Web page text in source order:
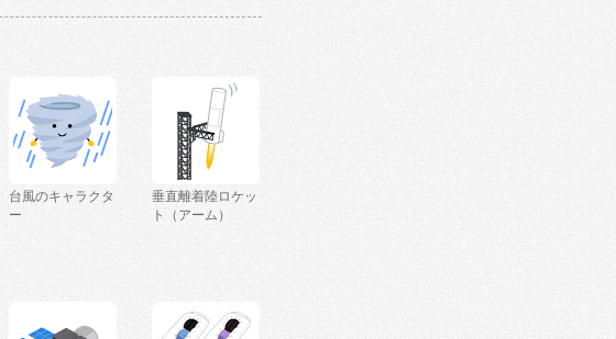
台風のキャラクタ
ー
垂直離着陸ロケッ
ト（アーム）